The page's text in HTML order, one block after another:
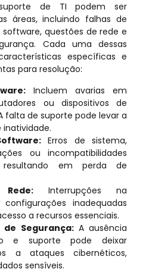
de TI podem ser
áreas, incluindo falhas de
questões de rede e
Cada uma dessas
específicas e
para resolução:
Incluem avarias em
ou dispositivos de
falta de suporte pode levar a
inatividade.
Erros de sistema,
ou incompatibilidades
em perda de
Interrupções na
inadequadas
a recursos essenciais.
de Segurança:A ausência
e suporte pode deixar
a ataques cibernéticos,
sensíveis.